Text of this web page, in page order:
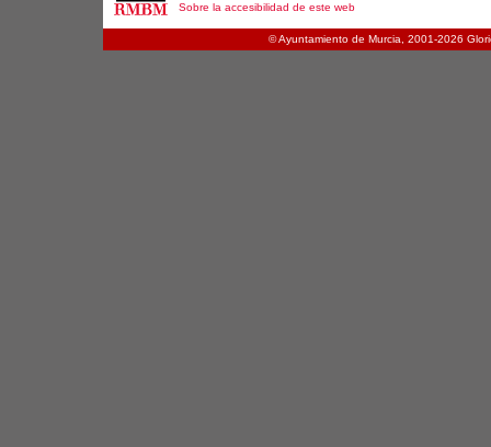
Sobre la accesibilidad de este web
© Ayuntamiento de Murcia, 2001-2026